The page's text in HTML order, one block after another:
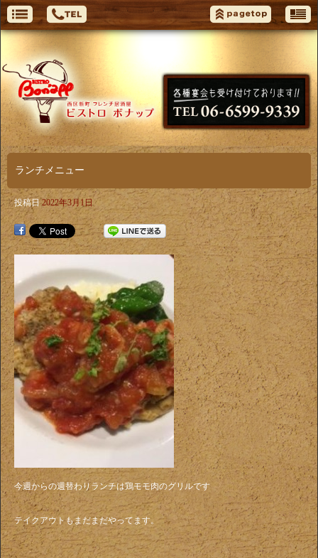
ランチメニュー
投稿日 2022年3月1日
今週からの週替わりランチは鶏モモ肉のグリルです
テイクアウトもまだまだやってます。